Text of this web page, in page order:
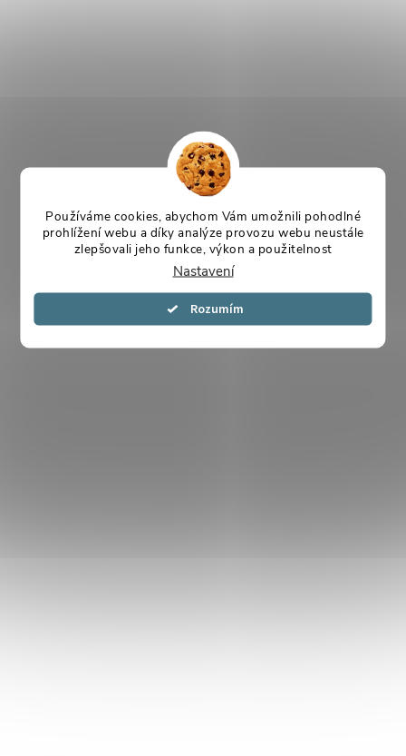
Používáme cookies, abychom Vám umožnili pohodlné
prohlížení webu a díky analýze provozu webu neustále
zlepšovali jeho funkce, výkon a použitelnost
Nastavení
Souhlasím